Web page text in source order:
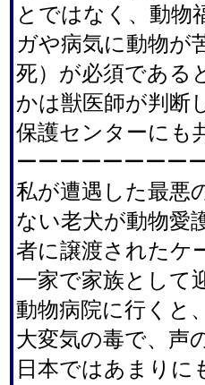
とではなく、動物
ガや病気に動物が
死）が必須である
かは獣医師が判断
保護センターにも
ーーーーーーーー
私が遭遇した最悪
ない老犬が動物愛
者に譲渡されたケ
一家で家族として
動物病院に行くと
大変気の毒で、声
日本ではあまりに